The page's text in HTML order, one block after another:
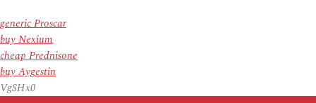
generic Proscar
buy Nexium
cheap Prednisone
buy Aygestin
VgSHx0